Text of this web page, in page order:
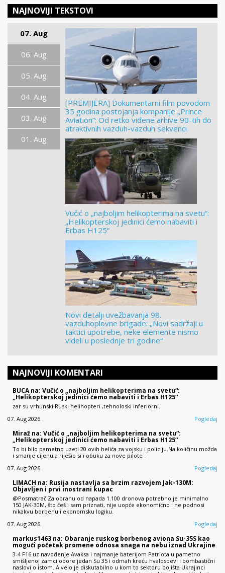
NAJNOVIJI TEKSTOVI
07. Aug
06. Aug
05. Aug
04. Aug
03. Aug
01. Aug
[PREMIJERA] Dokumentarni film povodom
35 godina postojanja kompanije „Prince
Aviation“: Od retko viđene arhive 90-tih do
atraktivnih vazduh-vazduh sekvenci
Vučić o „najboljim helikopterima na svetu“:
„Helikopterskoj jedinici ćemo nabaviti i
Erbas H125“
Novi detalji uvežbavanja 98.
vazduhoplovne brigade: „Novi sadržaji u
taktici upotrebe, neke elemente nismo
videli u poslednje tri godine“
NAJNOVIJI KOMENTARI
BUCA na: Vučić o „najboljim helikopterima na svetu“:
„Helikopterskoj jedinici ćemo nabaviti i Erbas H125“
zar su vrhunski Ruski helihopteri ,tehnoloski inferiorni.
07. Aug 2026.
Pogledaj
Miraž na: Vučić o „najboljim helikopterima na svetu“:
„Helikopterskoj jedinici ćemo nabaviti i Erbas H125“
To bi bilo pametno uzeti 20 ovih helića za vojsku i policiju.Na količinu možda
i smanje cijenu,a riješio si i obuku za nove pilote .
07. Aug 2026.
Pogledaj
LIMACH na: Rusija nastavlja sa brzim razvojem Jak-130M:
Objavljen i prvi inostrani kupac
@Posmatrač Za obranu od napada 1.100 dronova potrebno je minimalno
150 JAK-30M, što češ i sam priznati, nije uopće ekonomićno i ne podnosi
nikakvu borbenu i ekonomsku logiku.
07. Aug 2026.
Pogledaj
markus1463 na: Obaranje ruskog borbenog aviona Su-35S kao
mogući početak promene odnosa snaga na nebu iznad Ukrajine
3-4 F16 uz navođenje Avaksa i najmanje baterijom Patriota u pametno
smišljenoj zamci obore jedan Su 35 i odmah kreću hvalospevi i bombastični
naslovi o istom. A velo je diskutabilno u kom to sektoru bojišta Ukrajinci